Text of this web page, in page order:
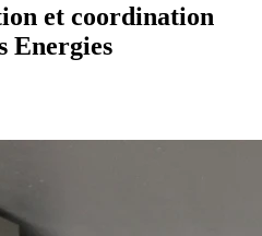
et coordination
Energies